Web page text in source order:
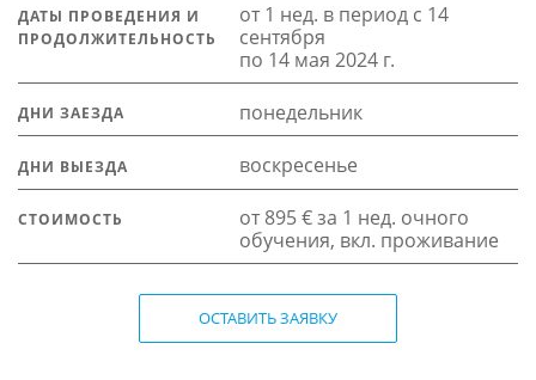
ДАТЫ ПРОВЕДЕНИЯ И
ПРОДОЛЖИТЕЛЬНОСТЬ
от 1 нед. в период с 14
сентября
по 14 мая 2024 г.
ДНИ ЗАЕЗДА понедельник
ДНИ ВЫЕЗДА воскресенье
СТОИМОСТЬ
от 895 € за 1 нед. очного
обучения, вкл. проживание
ОСТАВИТЬ ЗАЯВКУ